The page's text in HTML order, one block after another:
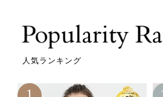
人気ランキング